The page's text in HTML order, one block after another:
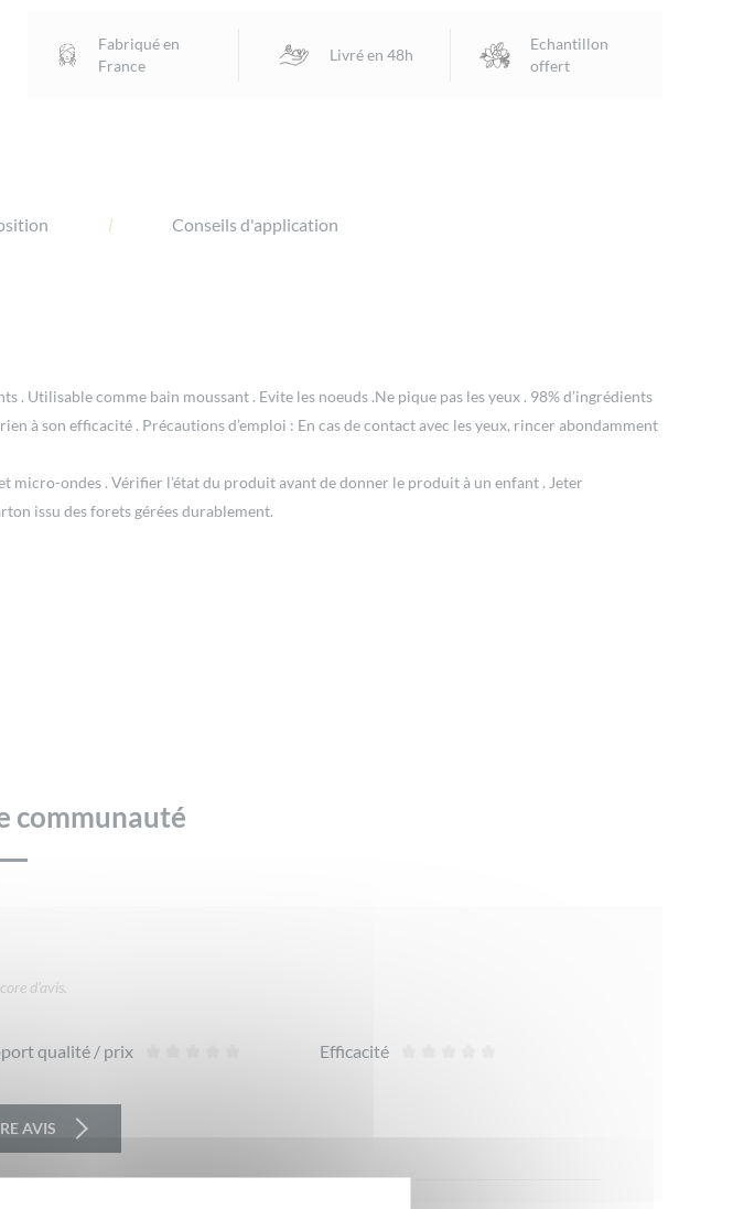
Corine
Fabriqué en
France
Livré en 48h
Echantillon
offert
Conseils d'application
. Utilisable comme bain moussant . Evite les noeuds .Ne pique pas les yeux . 98% d’ingrédients
à son efficacité . Précautions d’emploi : En cas de contact avec les yeux, rincer abondamment
micro-ondes . Vérifier l’état du produit avant de donner le produit à un enfant . Jeter
issu des forets gérées durablement.
communauté
d’avis.
qualité / prix Efficacité
AVIS